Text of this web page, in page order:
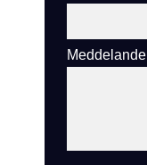
Meddelande